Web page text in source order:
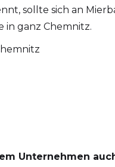
sollte sich an
in ganz Chemnitz.
Unternehmen